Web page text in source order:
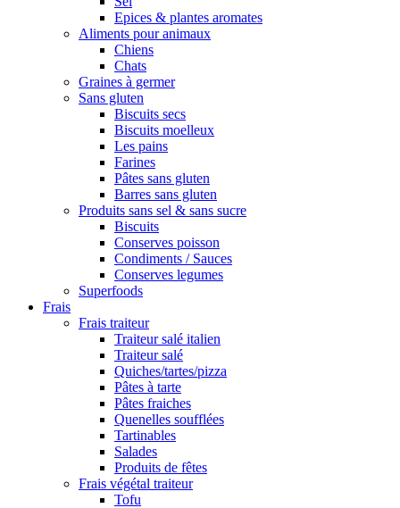
Epices & plantes aromates
Aliments pour animaux
Chiens
Chats
Graines à germer
Sans gluten
Biscuits secs
Biscuits moelleux
Les pains
Farines
Pâtes sans gluten
Barres sans gluten
Produits sans sel & sans sucre
Biscuits
Conserves poisson
Condiments / Sauces
Conserves legumes
Superfoods
Frais
Frais traiteur
Traiteur salé italien
Traiteur salé
Quiches/tartes/pizza
Pâtes à tarte
Pâtes fraiches
Quenelles soufflées
Tartinables
Salades
Produits de fêtes
Frais végétal traiteur
Tofu